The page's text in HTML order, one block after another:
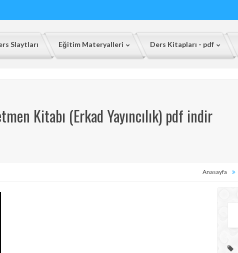
Slaytları Eğitim Materyalleri Ders Kitapları - pdf
Kitabı (Erkad Yayıncılık) pdf indir
Anasayfa